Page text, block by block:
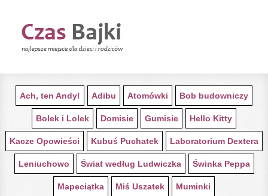
STRONA GŁÓWNA Z BAJKAMI
Ach, ten Andy! Adibu Atomówki Bob budowniczy
Bolek i Lolek Domisie Gumisie Hello Kitty
Kacze Opowieści Kubuś Puchatek Laboratorium Dextera
Leniuchowo Świat według Ludwiczka Świnka Peppa
Mapeciątka Miś Uszatek Muminki